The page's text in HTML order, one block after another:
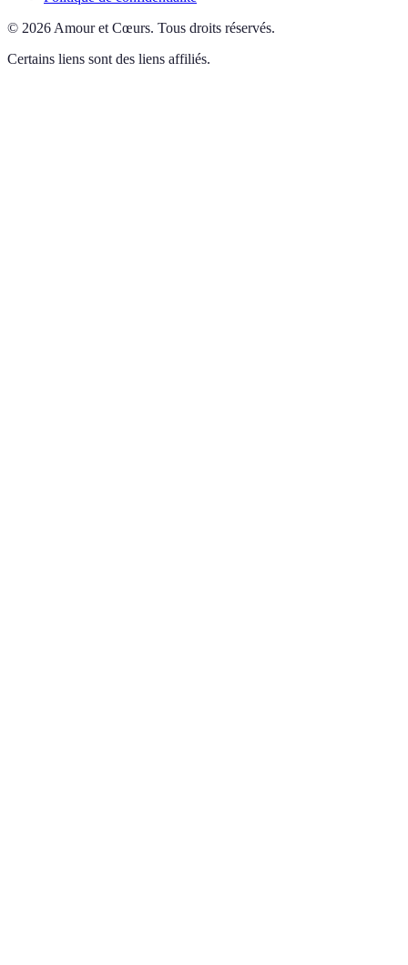
© 2026 Amour et Cœurs. Tous droits réservés.
Certains liens sont des liens affiliés.